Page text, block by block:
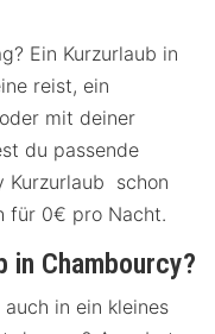
Ein Kurzurlaub in
reist, ein
mit deiner
du passende
Kurzurlaub schon
für 0€ pro Nacht.
Chambourcy?
in ein kleines